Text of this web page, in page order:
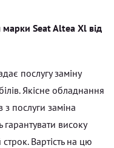
марки Seat Altea Xl від
послугу заміну
Якісне обладнання
з послуги заміна
високу
Вартість на цю